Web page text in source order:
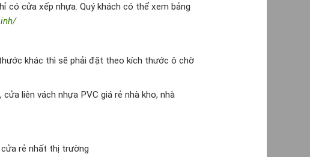
có cửa xếp nhựa. Quý khách có thể xem bảng
khác thì sẽ phải đặt theo kích thước ô chờ
liên vách nhựa PVC giá rẻ nhà kho, nhà
rẻ nhất thị trường